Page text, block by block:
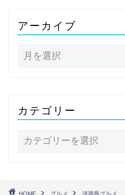
アーカイブ
カテゴリー
HOME グルメ 淡路島グルメ